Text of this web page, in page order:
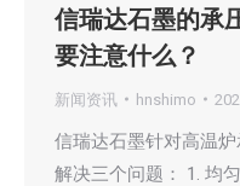
信瑞达石墨的承
要注意什么？
新闻资讯 hnshimo
信瑞达石墨针对高温
解决三个问题： 1. 均